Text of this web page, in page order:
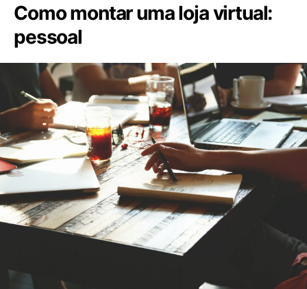
Como montar uma loja virtual:
pessoal